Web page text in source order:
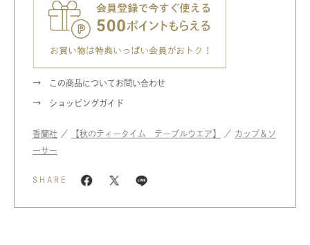
この商品についてお問い合わせ
ショッピングガイド
香蘭社 ／ 【秋のティータイム テーブルウエア】 ／ カップ＆ソ
ーサー
SHARE